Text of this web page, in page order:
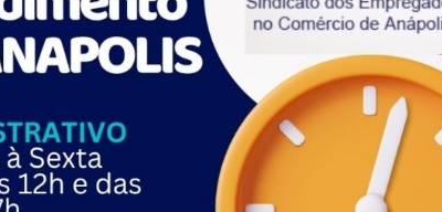
maior esforço físico e que, após começar a sentir
negou omissão de socorro e sustentou que não
probatório.
e não ofereceu suporte adequado no momento em
pedagógico, especialmente por se tratar de